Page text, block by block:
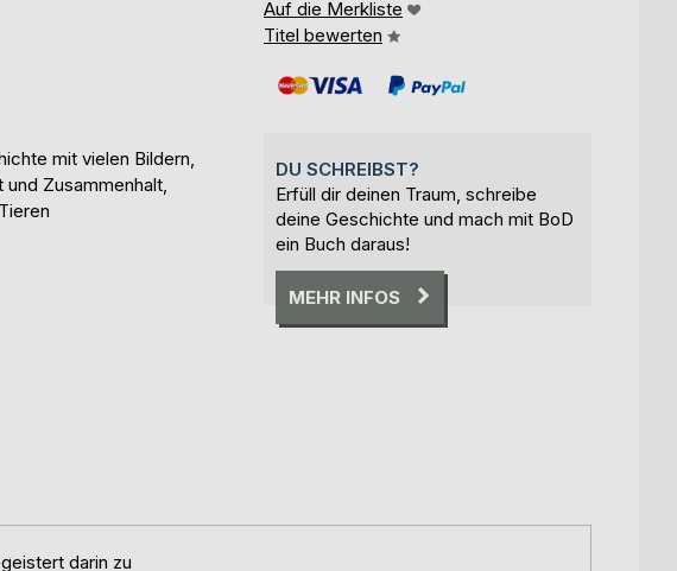
mit vielen Bildern,
Zusammenhalt,
Auf die Merkliste
Titel bewerten
DU SCHREIBST?
Erfüll dir deinen Traum, schreibe
deine Geschichte und mach mit BoD
ein Buch daraus!
MEHR INFOS
darin zu